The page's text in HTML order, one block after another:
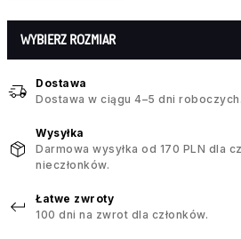
WYBIERZ ROZMIAR
Dostawa
Dostawa w ciągu 4–5 dni roboczych.
Wysyłka
Darmowa wysyłka od 170 PLN dla
nieczłonków.
Łatwe zwroty
100 dni na zwrot dla członków.